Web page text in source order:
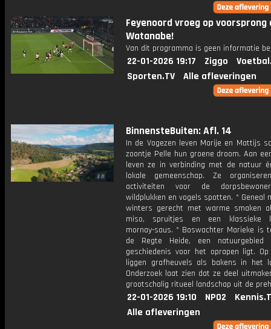
Feyenoord vroeg op voorsprong
Watanabe!
Van dit programma is geen informatie
22-01-2026 19:17 Ziggo
Sporten.TV
Alle afleveringen
BinnensteBuiten: Afl. 14
In de Vogezen leven Marije en Mattijs
zoontje Pelle hun groene droom. Aan
leven ze in verbinding met de natuur
lokale gemeenschap. Ze
activiteiten voor de
wildplukken en vogels spotten. * Geneal
winters gerecht met warme smaken
miso, spruitjes en een klassieke
mornay-saus. * Boswachter Marieke is
de Regte Heide, een
geschiedenis voor het oprapen ligt.
liggen grafheuvels als bakens in het
Onderzoek laat zien dat ze deel
grootschalig ritueel landschap uit de
22-01-2026 19:10 NPO2
Alle afleveringen